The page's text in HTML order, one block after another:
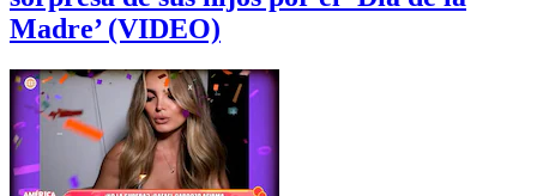
Madre’ (VIDEO)